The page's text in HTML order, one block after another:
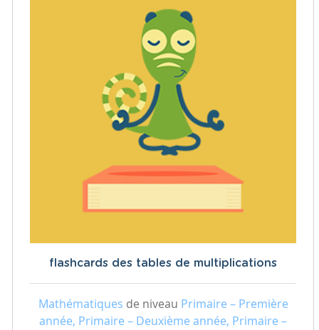
flashcards des tables de multiplications
Mathématiques de niveau Primaire – Première
année, Primaire – Deuxième année, Primaire –